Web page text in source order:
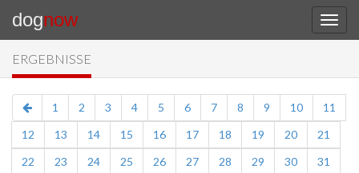
dognow
ERGEBNISSE
1 2 3 4 5 6 7 8 9 10
11
12
13 14 15 16 17 18 19 20
21
22
23 24 25 26 27 28 29 30
31